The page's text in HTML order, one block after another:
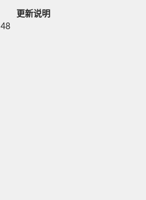
更新说明